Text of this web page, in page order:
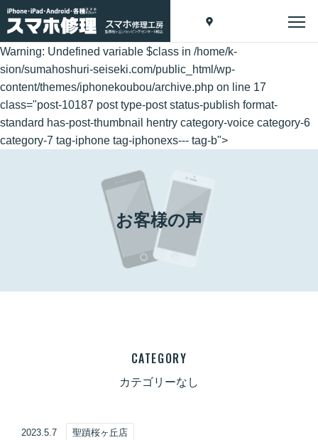
Warning: Undefined variable $class in /home/k-
sion/sumahoshuri-seiseki.com/public_html/wp-
content/themes/iphonekoubou/archive.php on line 17
class="post-10187 post type-post status-publish format-
standard has-post-thumbnail hentry category-voice category-6
category-7 tag-iphone tag-iphonexs--- tag-b">
お客様の声
CATEGORY
カテゴリーなし
2023.5.7 聖蹟桜ヶ丘店